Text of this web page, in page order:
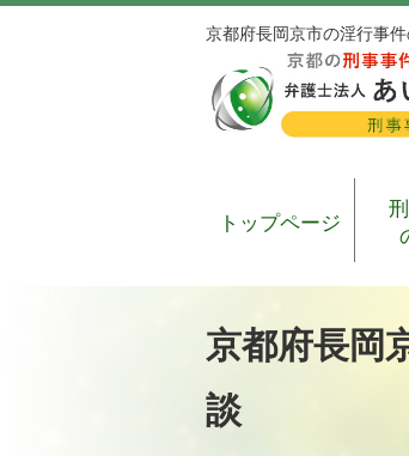
京都府長岡京市の淫行事
トップページ
京都府長岡
談